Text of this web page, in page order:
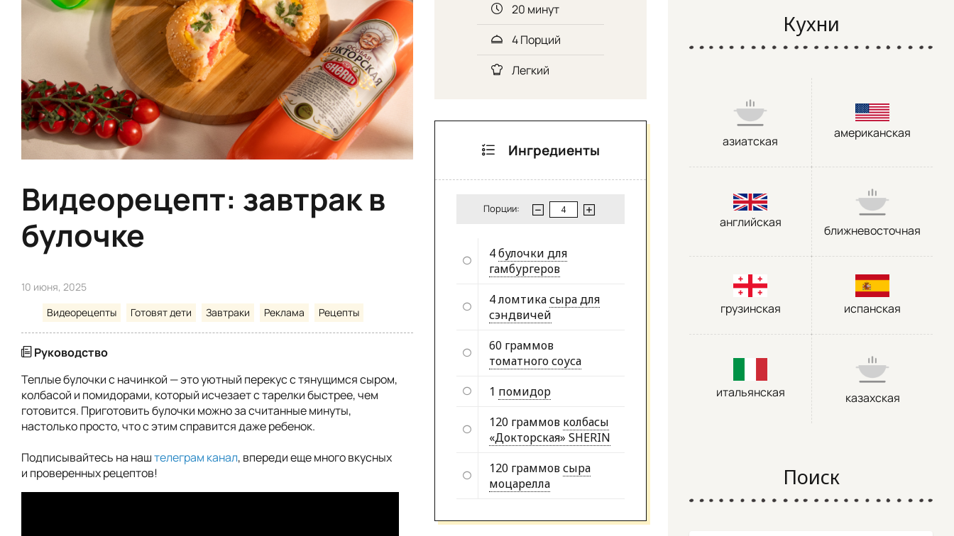
Видеорецепт: завтрак в
булочке
10 июня, 2025
Видеорецепты
Готовят дети Завтраки Реклама Рецепты
Руководство
Теплые булочки с начинкой — это уютный перекус с тянущимся сыром,
колбасой и помидорами, который исчезает с тарелки быстрее, чем
готовится. Приготовить булочки можно за считанные минуты,
настолько просто, что с этим справится даже ребенок.
Подписывайтесь на наштелеграм канал, впереди еще много вкусных
и проверенных рецептов!
20 минут
4 Порций
Легкий
Ингредиенты
Порции:
4булочки для
гамбургеров
4 ломтикасыра для
сэндвичей
60 граммов
томатного соуса
1 помидор
120 граммов колбасы
«Докторская» SHERIN
120 граммовсыра
моцарелла
Кухни
азиатская
американская
английская
ближневосточная
грузинская испанская
итальянская казахская
Поиск